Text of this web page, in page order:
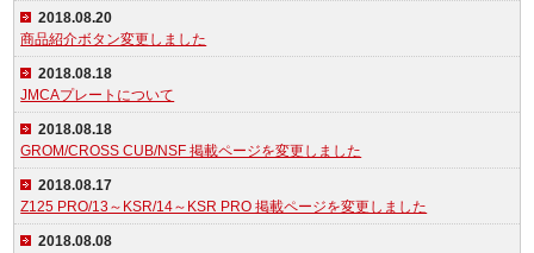
2018.08.20
商品紹介ボタン変更しました
2018.08.18
JMCAプレートについて
2018.08.18
GROM/CROSS CUB/NSF 掲載ページを変更しました
2018.08.17
Z125 PRO/13～KSR/14～KSR PRO 掲載ページを変更しました
2018.08.08